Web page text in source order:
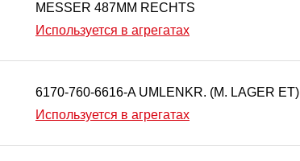
MESSER 487MM RECHTS
Используется в агрегатах
6170-760-6616-A UMLENKR. (M. LAGER ET)
Используется в агрегатах